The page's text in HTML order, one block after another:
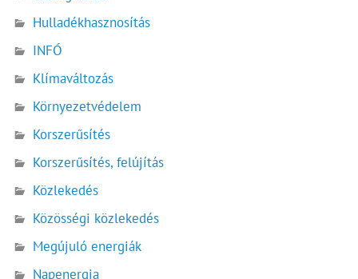
Hulladékhasznosítás
INFÓ
Klímaváltozás
Környezetvédelem
Korszerűsítés
Korszerűsítés, felújítás
Közlekedés
Közösségi közlekedés
Megújuló energiák
Napenergia